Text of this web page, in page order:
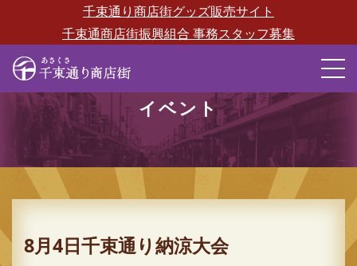
千束通り商店街グッズ販売サイト
千束通商店街振興組合 事務スタッフ募集
イベント
8月4日千束通り納涼大会